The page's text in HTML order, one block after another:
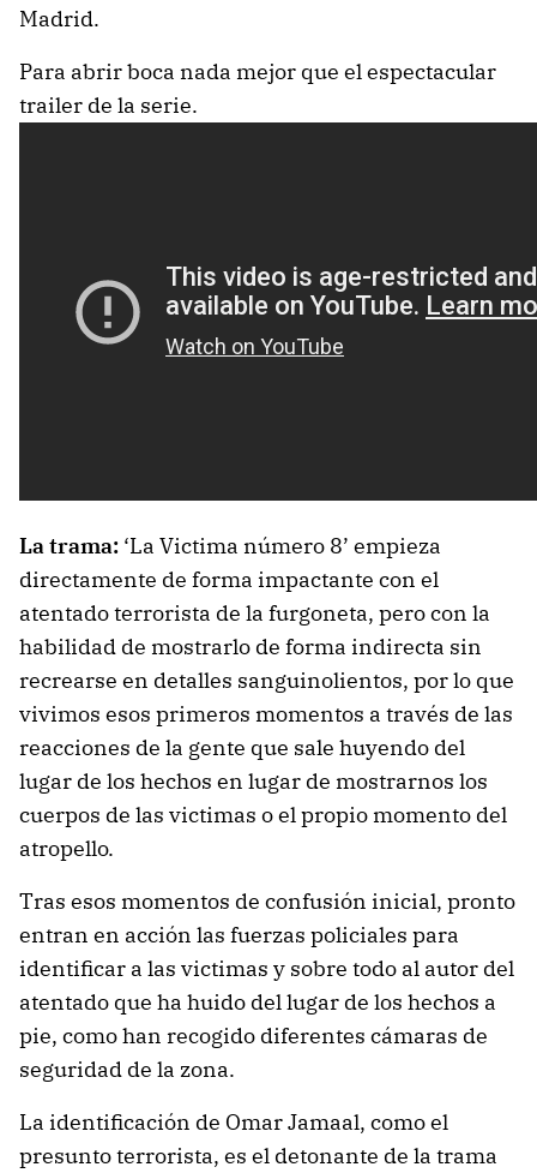
Madrid.
Para abrir boca nada mejor que el espectacular
trailer de la serie.
La trama: ‘La Victima número 8’ empieza
directamente de forma impactante con el
atentado terrorista de la furgoneta, pero con la
habilidad de mostrarlo de forma indirecta sin
recrearse en detalles sanguinolientos, por lo que
vivimos esos primeros momentos a través de las
reacciones de la gente que sale huyendo del
lugar de los hechos en lugar de mostrarnos los
cuerpos de las victimas o el propio momento del
atropello.
Tras esos momentos de confusión inicial, pronto
entran en acción las fuerzas policiales para
identificar a las victimas y sobre todo al autor del
atentado que ha huido del lugar de los hechos a
pie, como han recogido diferentes cámaras de
seguridad de la zona.
La identificación de Omar Jamaal, como el
presunto terrorista, es el detonante de la trama